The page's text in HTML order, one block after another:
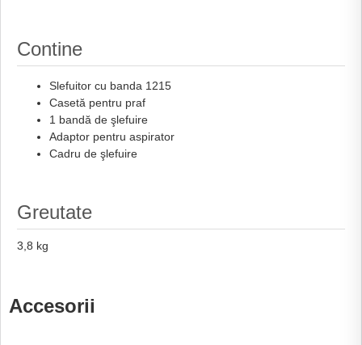
Contine
Slefuitor cu banda 1215
Casetă pentru praf
1 bandă de şlefuire
Adaptor pentru aspirator
Cadru de şlefuire
Greutate
3,8 kg
Accesorii